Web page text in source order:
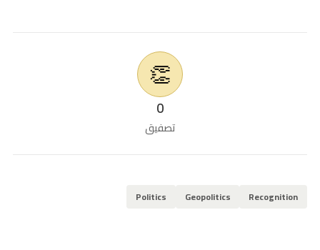
👏
0
تصفيق
Recognition
Geopolitics
Politics